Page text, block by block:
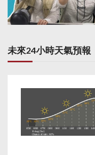
未來24小時天氣預報